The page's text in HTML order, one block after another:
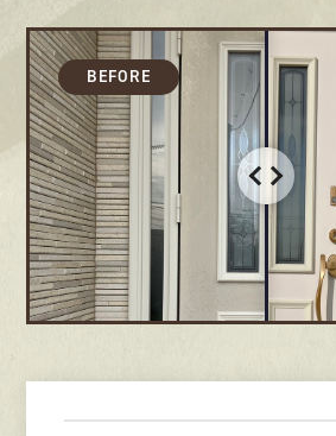
募集要項
先輩インタビュー
エントリー
有資格者 が、 無 料建物
0120-
定休日 日曜・祝